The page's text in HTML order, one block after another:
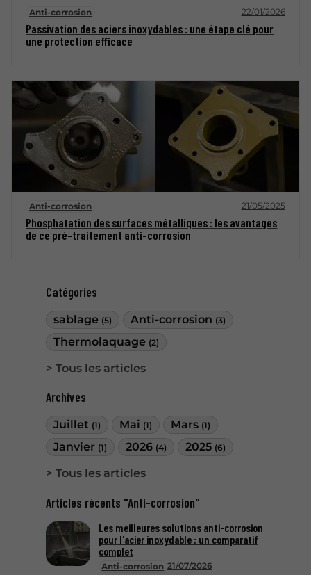
Catégories
sablage (5) Anti-corrosion (3)
Thermolaquage (2)
Tous les articles
Archives
Juillet (1) Mai (1) Mars (1)
Janvier (1) 2026 (4) 2025 (6)
Tous les articles
Articles récents "Anti-corrosion"
Anti-corrosion 21/07/2026
Les meilleures solutions anti-corrosion
pour l'acier inoxydable : un comparatif
complet
Anti-corrosion 22/01/2026
Passivation des aciers inoxydables : une étape clé pour
une protection efficace
Anti-corrosion 21/05/2025
Phosphatation des surfaces métalliques : les avantages
de ce pré-traitement anti-corrosion